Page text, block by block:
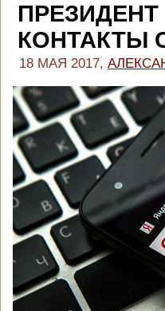
КОНТАКТЫ
18 МАЯ 2017,